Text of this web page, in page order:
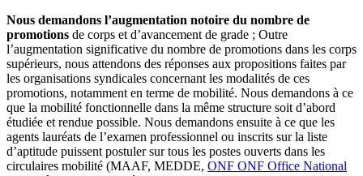
Nous demandons l’augmentation notoire du nombre de
promotions de corps et d’avancement de grade ; Outre
l’augmentation significative du nombre de promotions dans les corps
supérieurs, nous attendons des réponses aux propositions faites par
les organisations syndicales concernant les modalités de ces
promotions, notamment en terme de mobilité. Nous demandons à ce
que la mobilité fonctionnelle dans la même structure soit d’abord
étudiée et rendue possible. Nous demandons ensuite à ce que les
agents lauréats de l’examen professionnel ou inscrits sur la liste
d’aptitude puissent postuler sur tous les postes ouverts dans les
circulaires mobilité (MAAF, MEDDE, ONF ONF Office National